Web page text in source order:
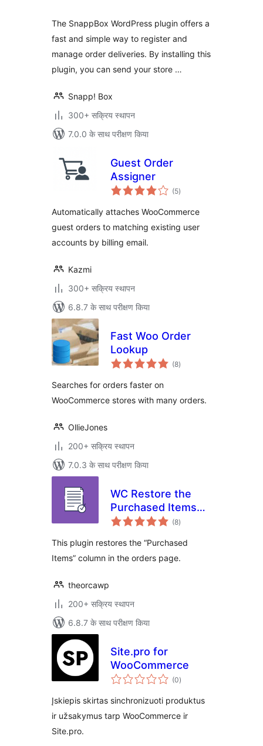
The SnappBox WordPress plugin offers a
fast and simple way to register and
manage order deliveries. By installing this
plugin, you can send your store …
Snapp! Box
300+ सक्रिय स्थापन
7.0.0 के साथ परीक्षण किया
Guest Order
Assigner
(5कुल
दर)
Automatically attaches WooCommerce
guest orders to matching existing user
accounts by billing email.
Kazmi
300+ सक्रिय स्थापन
6.8.7 के साथ परीक्षण किया
Fast Woo Order
Lookup
(8कुल
दर)
Searches for orders faster on
WooCommerce stores with many orders.
OllieJones
200+ सक्रिय स्थापन
7.0.3 के साथ परीक्षण किया
WC Restore the
Purchased Items
Column in Orders
(8कुल
दर)
This plugin restores the “Purchased
Items” column in the orders page.
theorcawp
200+ सक्रिय स्थापन
6.8.7 के साथ परीक्षण किया
Site.pro for
WooCommerce
(0कुल
दर)
Įskiepis skirtas sinchronizuoti produktus
ir užsakymus tarp WooCommerce ir
Site.pro.